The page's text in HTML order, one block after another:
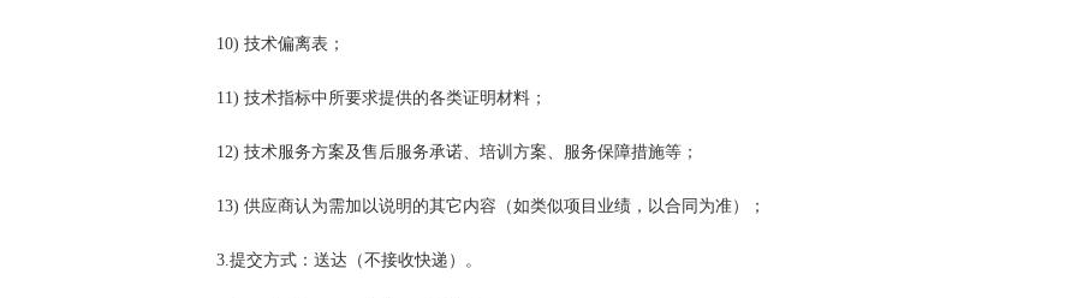
10) 技术偏离表；
11) 技术指标中所要求提供的各类证明材料；
12) 技术服务方案及售后服务承诺、培训方案、服务保障措施等；
13) 供应商认为需加以说明的其它内容（如类似项目业绩，以合同为准）；
3.提交方式：送达（不接收快递）。